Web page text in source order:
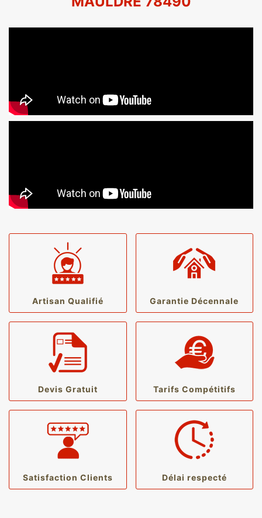
Artisan Qualifié Garantie Décennale
Devis Gratuit Tarifs Compétitifs
Satisfaction Clients Délai respecté